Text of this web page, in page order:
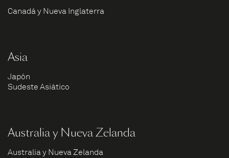
Canadá y Nueva Inglaterra
Asia
Japón
Sudeste Asiático
Australia y Nueva Zelanda
Australia y Nueva Zelanda